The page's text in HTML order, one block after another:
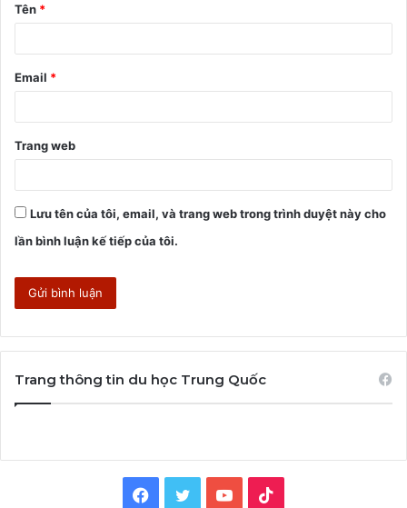
n
Tên *
Email *
Trang web
Lưu tên của tôi, email, và trang web trong trình duyệt này cho
lần bình luận kế tiếp của tôi.
Trang thông tin du học Trung Quốc
Facebook
TwitterYouTube